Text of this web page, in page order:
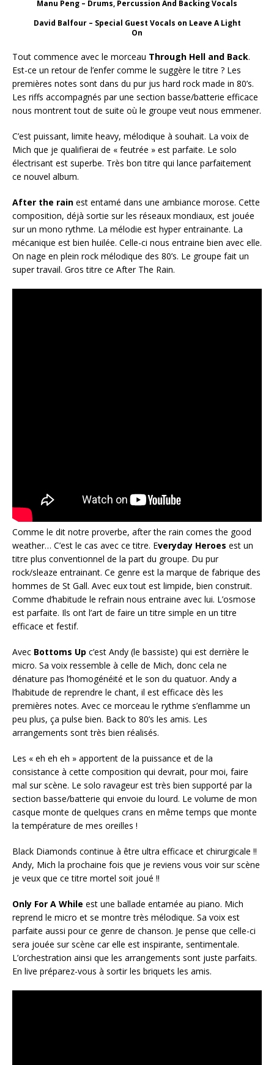
Manu Peng – Drums, Percussion And Backing Vocals
David Balfour – Special Guest Vocals on Leave A Light
On
Tout commence avec le morceau Through Hell and Back.
Est-ce un retour de l’enfer comme le suggère le titre ? Les
premières notes sont dans du pur jus hard rock made in 80’s.
Les riffs accompagnés par une section basse/batterie efficace
nous montrent tout de suite où le groupe veut nous emmener.
C’est puissant, limite heavy, mélodique à souhait. La voix de
Mich que je qualifierai de « feutrée » est parfaite. Le solo
électrisant est superbe. Très bon titre qui lance parfaitement
ce nouvel album.
After the rain est entamé dans une ambiance morose. Cette
composition, déjà sortie sur les réseaux mondiaux, est jouée
sur un mono rythme. La mélodie est hyper entrainante. La
mécanique est bien huilée. Celle-ci nous entraine bien avec elle.
On nage en plein rock mélodique des 80’s. Le groupe fait un
super travail. Gros titre ce After The Rain.
Comme le dit notre proverbe, after the rain comes the good
weather… C’est le cas avec ce titre. Everyday Heroes est un
titre plus conventionnel de la part du groupe. Du pur
rock/sleaze entrainant. Ce genre est la marque de fabrique des
hommes de St Gall. Avec eux tout est limpide, bien construit.
Comme d’habitude le refrain nous entraine avec lui. L’osmose
est parfaite. Ils ont l’art de faire un titre simple en un titre
efficace et festif.
Avec Bottoms Up c’est Andy (le bassiste) qui est derrière le
micro. Sa voix ressemble à celle de Mich, donc cela ne
dénature pas l’homogénéité et le son du quatuor. Andy a
l’habitude de reprendre le chant, il est efficace dès les
premières notes. Avec ce morceau le rythme s’enflamme un
peu plus, ça pulse bien. Back to 80’s les amis. Les
arrangements sont très bien réalisés.
Les « eh eh eh » apportent de la puissance et de la
consistance à cette composition qui devrait, pour moi, faire
mal sur scène. Le solo ravageur est très bien supporté par la
section basse/batterie qui envoie du lourd. Le volume de mon
casque monte de quelques crans en même temps que monte
la température de mes oreilles !
Black Diamonds continue à être ultra efficace et chirurgicale !!
Andy, Mich la prochaine fois que je reviens vous voir sur scène
je veux que ce titre mortel soit joué !!
Only For A While est une ballade entamée au piano. Mich
reprend le micro et se montre très mélodique. Sa voix est
parfaite aussi pour ce genre de chanson. Je pense que celle-ci
sera jouée sur scène car elle est inspirante, sentimentale.
L’orchestration ainsi que les arrangements sont juste parfaits.
En live préparez-vous à sortir les briquets les amis.